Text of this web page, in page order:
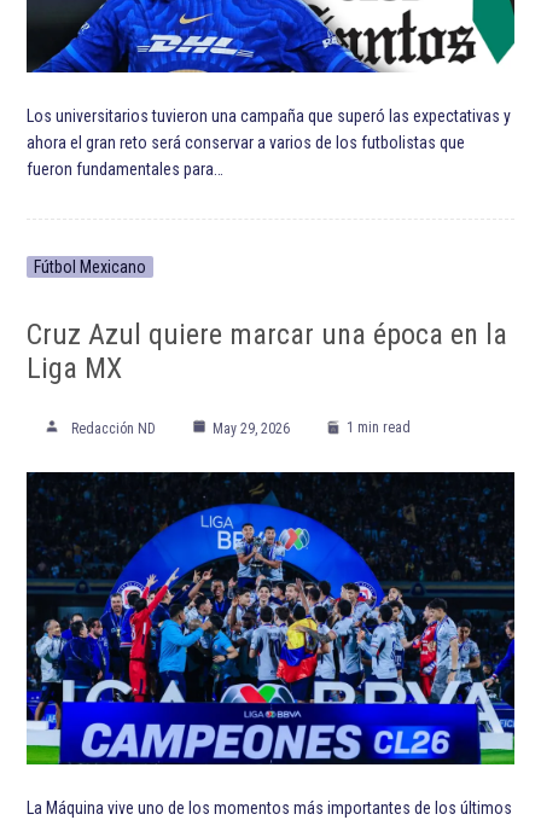
Los universitarios tuvieron una campaña que superó las expectativas y
ahora el gran reto será conservar a varios de los futbolistas que
fueron fundamentales para…
Fútbol Mexicano
Cruz Azul quiere marcar una época en la
Liga MX
Redacción ND May 29, 2026 1 min read
La Máquina vive uno de los momentos más importantes de los últimos